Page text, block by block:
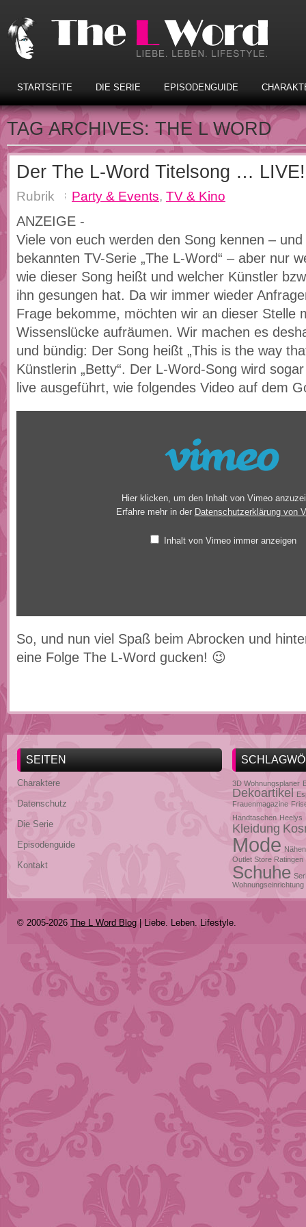
STARTSEITE DIE SERIE EPISODENGUIDE
TAG ARCHIVES: THE L WORD
Der The L-Word Titelsong … LIVE!
Rubrik Party & Events, TV & Kino
ANZEIGE -
Viele von euch werden den Song kennen –
bekannten TV-Serie „The L-Word“ – aber nur
wie dieser Song heißt und welcher Künstler
ihn gesungen hat. Da wir immer wieder
Frage bekomme, möchten wir an dieser Stelle
Wissenslücke aufräumen. Wir machen es
und bündig: Der Song heißt „This is the way
Künstlerin „Betty“. Der L-Word-Song wird
live ausgeführt, wie folgendes Video auf dem
Hier klicken, um den Inhalt von Vimeo
Erfahre mehr in der Datenschutzerklärung von
Inhalt von Vimeo immer anzeigen
So, und nun viel Spaß beim Abrocken und
eine Folge The L-Word gucken! 😉
SEITEN
Charaktere
Datenschutz
Die Serie
Episodenguide
Kontakt
3D Wohnungsplaner
Dekoartikel
Frauenmagazine
Handtaschen Heelys
Kleidung
Mode Nähen
Outlet Store Ratingen
Schuhe
Wohnungseinrichtung
© 2005-2026 The L Word Blog | Liebe. Leben. Lifestyle.